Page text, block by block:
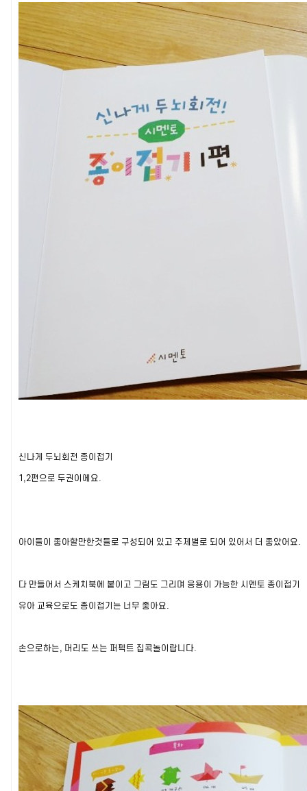
신나게 두뇌회전 종이접기
1,2편으로 두권이에요.
아이들이 좋아할만한것들로 구성되어 있고 주제별로 되어 있어서 더 좋았어요.
다 만들어서 스케치북에 붙이고 그림도 그리며 응용이 가능한 시멘토 종이접기
유아 교육으로도 종이접기는 너무 좋아요.
손으로하는, 머리도 쓰는 퍼펙트 집콕놀이랍니다.